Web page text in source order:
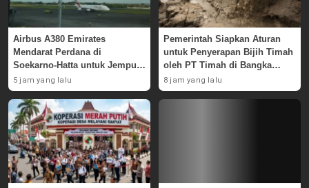
Airbus A380 Emirates
Mendarat Perdana di
Soekarno-Hatta untuk Jemput
Skuad AC Milan
5 jam yang lalu
Pemerintah Siapkan Aturan
untuk Penyerapan Bijih Timah
oleh PT Timah di Bangka
Belitung
8 jam yang lalu